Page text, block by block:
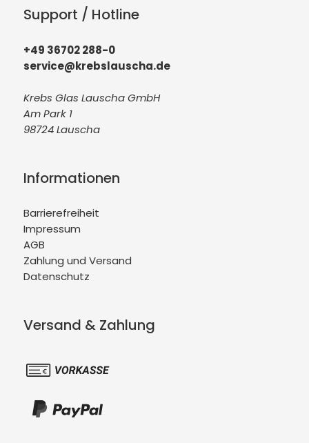
Support / Hotline
+49 36702 288-0
service@krebslauscha.de
Krebs Glas Lauscha GmbH
Am Park 1
98724 Lauscha
Informationen
Barrierefreiheit
Impressum
AGB
Zahlung und Versand
Datenschutz
Versand & Zahlung